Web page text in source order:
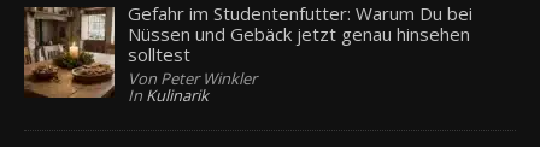
Gefahr im Studentenfutter: Warum Du bei
Nüssen und Gebäck jetzt genau hinsehen
solltest
Von Peter Winkler
In Kulinarik